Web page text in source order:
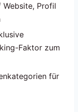
Website, Profil
Faktor zum
für